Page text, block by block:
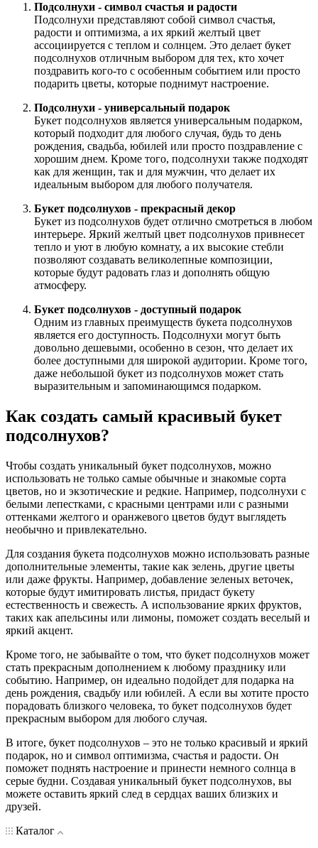
Подсолнухи - символ счастья и радости
Подсолнухи представляют собой символ счастья,
радости и оптимизма, а их яркий желтый цвет
ассоциируется с теплом и солнцем. Это делает букет
подсолнухов отличным выбором для тех, кто хочет
поздравить кого-то с особенным событием или просто
подарить цветы, которые поднимут настроение.
Подсолнухи - универсальный подарок
Букет подсолнухов является универсальным подарком,
который подходит для любого случая, будь то день
рождения, свадьба, юбилей или просто поздравление с
хорошим днем. Кроме того, подсолнухи также подходят
как для женщин, так и для мужчин, что делает их
идеальным выбором для любого получателя.
Букет подсолнухов - прекрасный декор
Букет из подсолнухов будет отлично смотреться в любом
интерьере. Яркий желтый цвет подсолнухов привнесет
тепло и уют в любую комнату, а их высокие стебли
позволяют создавать великолепные композиции,
которые будут радовать глаз и дополнять общую
атмосферу.
Букет подсолнухов - доступный подарок
Одним из главных преимуществ букета подсолнухов
является его доступность. Подсолнухи могут быть
довольно дешевыми, особенно в сезон, что делает их
более доступными для широкой аудитории. Кроме того,
даже небольшой букет из подсолнухов может стать
выразительным и запоминающимся подарком.
Как создать самый красивый букет
подсолнухов?
Чтобы создать уникальный букет подсолнухов, можно
использовать не только самые обычные и знакомые сорта
цветов, но и экзотические и редкие. Например, подсолнухи с
белыми лепестками, с красными центрами или с разными
оттенками желтого и оранжевого цветов будут выглядеть
необычно и привлекательно.
Для создания букета подсолнухов можно использовать разные
дополнительные элементы, такие как зелень, другие цветы
или даже фрукты. Например, добавление зеленых веточек,
которые будут имитировать листья, придаст букету
естественность и свежесть. А использование ярких фруктов,
таких как апельсины или лимоны, поможет создать веселый и
яркий акцент.
Кроме того, не забывайте о том, что букет подсолнухов может
стать прекрасным дополнением к любому празднику или
событию. Например, он идеально подойдет для подарка на
день рождения, свадьбу или юбилей. А если вы хотите просто
порадовать близкого человека, то букет подсолнухов будет
прекрасным выбором для любого случая.
В итоге, букет подсолнухов – это не только красивый и яркий
подарок, но и символ оптимизма, счастья и радости. Он
поможет поднять настроение и принести немного солнца в
серые будни. Создавая уникальный букет подсолнухов, вы
можете оставить яркий след в сердцах ваших близких и
друзей.
Каталог